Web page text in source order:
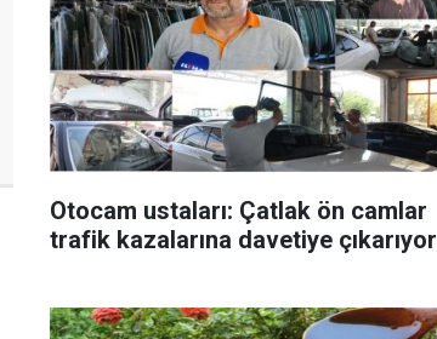
Otocam ustaları: Çatlak ön camlar
trafik kazalarına davetiye çıkarıyor